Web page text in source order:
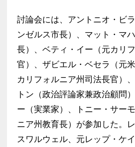
討論会には、アントニオ・ビ
ンゼルス市長）、マット・マ
長）、ベティ・イー（元カリ
官）、ザビエル・ベセラ（元
カリフォルニア州司法長官）
トン（政治評論家兼政治顧問
ー（実業家）、トニー・サー
ニア州教育長）が参加した。
スワルウェル、元レップ・ケ